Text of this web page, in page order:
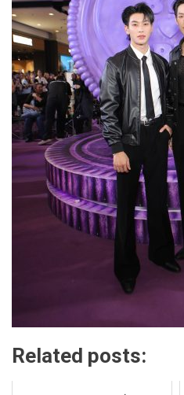
Related posts: